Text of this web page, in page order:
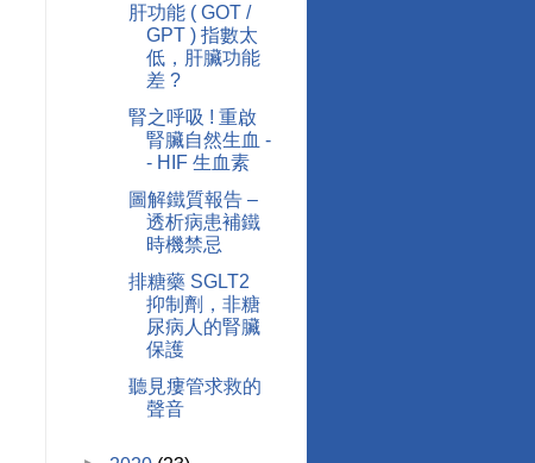
肝功能 ( GOT /
GPT ) 指數太
低，肝臟功能
差 ?
腎之呼吸 ! 重啟
腎臟自然生血 -
- HIF 生血素
圖解鐵質報告 –
透析病患補鐵
時機禁忌
排糖藥 SGLT2
抑制劑，非糖
尿病人的腎臟
保護
聽見瘻管求救的
聲音